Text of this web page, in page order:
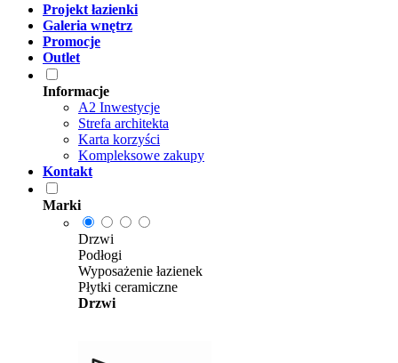
Projekt łazienki
Galeria wnętrz
Promocje
Outlet
Informacje
A2 Inwestycje
Strefa architekta
Karta korzyści
Kompleksowe zakupy
Kontakt
Marki
Drzwi
Podłogi
Wyposażenie łazienek
Płytki ceramiczne
Drzwi